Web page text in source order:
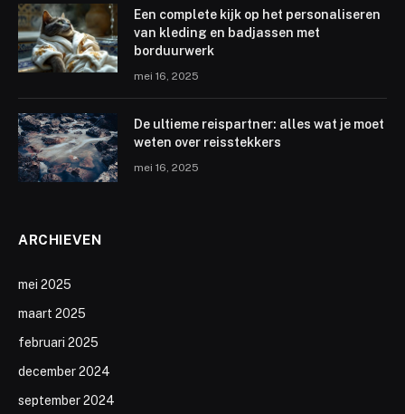
Een complete kijk op het personaliseren
van kleding en badjassen met
borduurwerk
mei 16, 2025
De ultieme reispartner: alles wat je moet
weten over reisstekkers
mei 16, 2025
ARCHIEVEN
mei 2025
maart 2025
februari 2025
december 2024
september 2024